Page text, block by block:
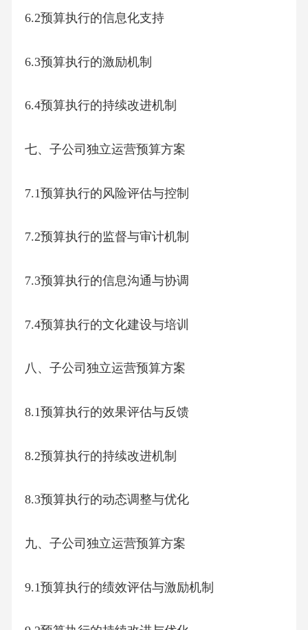
6.2预算执行的信息化支持
6.3预算执行的激励机制
6.4预算执行的持续改进机制
七、子公司独立运营预算方案
7.1预算执行的风险评估与控制
7.2预算执行的监督与审计机制
7.3预算执行的信息沟通与协调
7.4预算执行的文化建设与培训
八、子公司独立运营预算方案
8.1预算执行的效果评估与反馈
8.2预算执行的持续改进机制
8.3预算执行的动态调整与优化
九、子公司独立运营预算方案
9.1预算执行的绩效评估与激励机制